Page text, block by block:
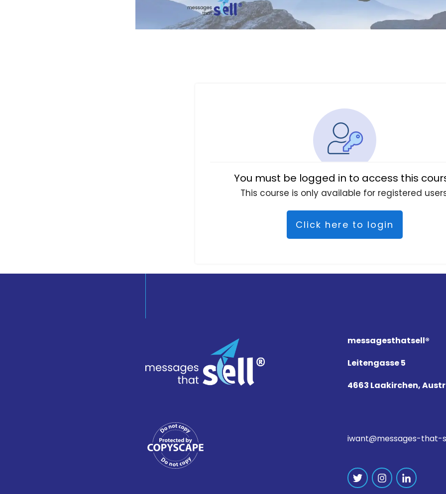
You must be logged in to access this
This course is only available for registered
Click here to login
messagesthatsell®
Leitengasse 5
4663 Laakirchen,
iwant@messages-that-